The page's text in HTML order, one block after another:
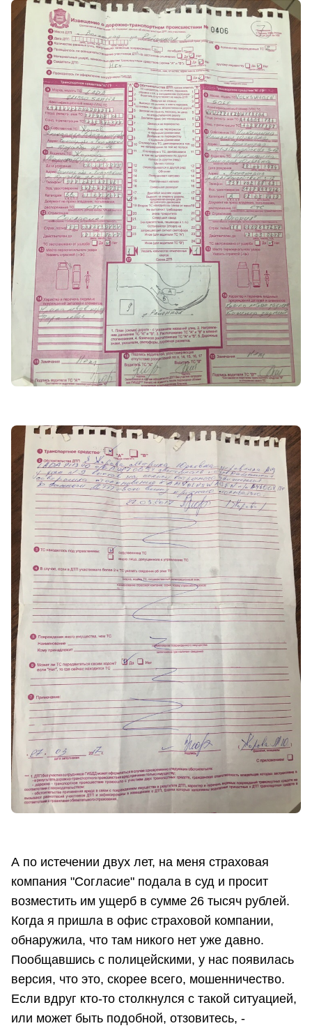
А по истечении двух лет, на меня страховая
компания "Согласие" подала в суд и просит
возместить им ущерб в сумме 26 тысяч рублей.
Когда я пришла в офис страховой компании,
обнаружила, что там никого нет уже давно.
Пообщавшись с полицейскими, у нас появилась
версия, что это, скорее всего, мошенничество.
Если вдруг кто-то столкнулся с такой ситуацией,
или может быть подобной, отзовитесь, -